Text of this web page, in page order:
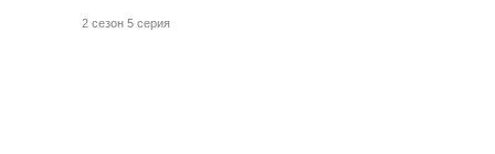
2 сезон 5 серия